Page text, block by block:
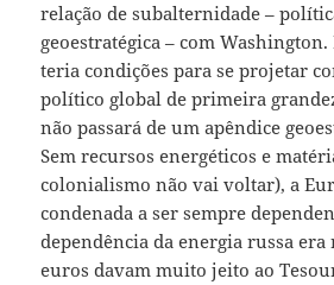
relação de subalternidade –
geoestratégica – com
teria condições para se projetar
político global de primeira
não passará de um apêndice
Sem recursos energéticos e
colonialismo não vai voltar), a
condenada a ser sempre
dependência da energia russa era
euros davam muito jeito ao